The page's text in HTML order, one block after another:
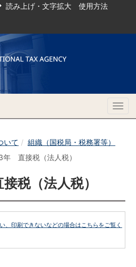
読み上げ・文字拡大 使用方法
いて
組織（国税局・税務署等）
年 直接税（法人税）
税（法人税）
、印刷できないなどの場合はこちらをご覧く